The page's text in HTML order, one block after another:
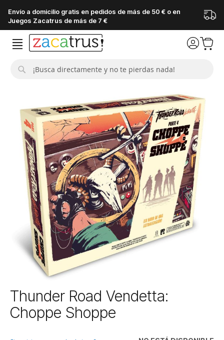
Envío a domicilio gratis en pedidos de más de 50 € o en
Juegos Zacatrus de más de 7 €
galería
imágenes
Saltar
al
comienzo
Thunder Road Vendetta:
Choppe Shoppe